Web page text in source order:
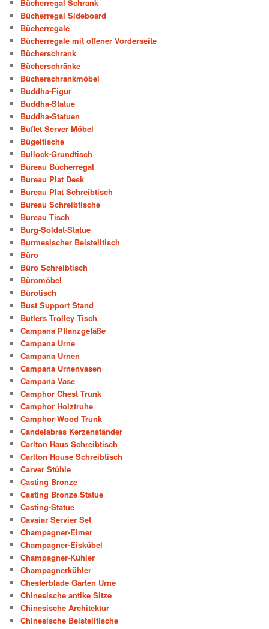
Bücherregal Schrank
Bücherregal Sideboard
Bücherregale
Bücherregale mit offener Vorderseite
Bücherschrank
Bücherschränke
Bücherschrankmöbel
Buddha-Figur
Buddha-Statue
Buddha-Statuen
Buffet Server Möbel
Bügeltische
Bullock-Grundtisch
Bureau Bücherregal
Bureau Plat Desk
Bureau Plat Schreibtisch
Bureau Schreibtische
Bureau Tisch
Burg-Soldat-Statue
Burmesischer Beistelltisch
Büro
Büro Schreibtisch
Büromöbel
Bürotisch
Bust Support Stand
Butlers Trolley Tisch
Campana Pflanzgefäße
Campana Urne
Campana Urnen
Campana Urnenvasen
Campana Vase
Camphor Chest Trunk
Camphor Holztruhe
Camphor Wood Trunk
Candelabras Kerzenständer
Carlton Haus Schreibtisch
Carlton House Schreibtisch
Carver Stühle
Casting Bronze
Casting Bronze Statue
Casting-Statue
Cavaiar Servier Set
Champagner-Eimer
Champagner-Eiskübel
Champagner-Kühler
Champagnerkühler
Chesterblade Garten Urne
Chinesische antike Sitze
Chinesische Architektur
Chinesische Beistelltische